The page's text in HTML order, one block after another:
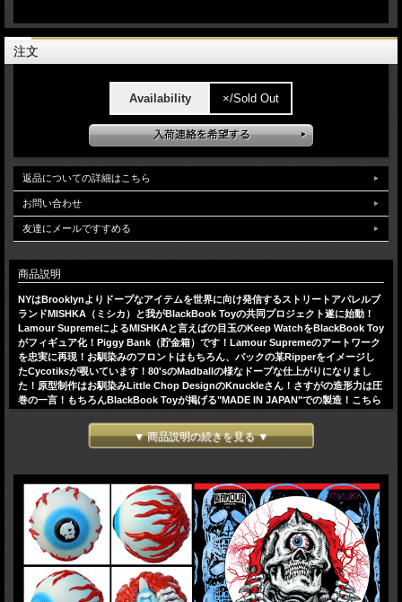
注文
Availability ×/Sold Out
返品についての詳細はこちら
お問い合わせ
友達にメールですすめる
商品説明
NYはBrooklynよりドープなアイテムを世界に向け発信するストリートアパレルブ
ランドMISHKA（ミシカ）と我がBlackBook Toyの共同プロジェクト遂に始動！
Lamour SupremeによるMISHKAと言えばの目玉のKeep WatchをBlackBook Toy
がフィギュア化！Piggy Bank（貯金箱）です！Lamour Supremeのアートワーク
を忠実に再現！お馴染みのフロントはもちろん、バックの某Ripperをイメージし
たCycotiksが覗いています！80'sのMadballの様なドープな仕上がりになりまし
た！原型制作はお馴染みLittle Chop DesignのKnuckleさん！さすがの造形力は圧
巻の一言！もちろんBlackBook Toyが掲げる"MADE IN JAPAN"での製造！こちら
現！"KAIJU"フィギュアに影響を受けるLamour Supremeらしい瞳孔部分、眼球
の周りのShadingがヤバい！薄いブルーがホラーテイストを盛り上げます！これぞ
＊底蓋の取り外しをする際はドライヤー等で一度暖めてから取り外してください。
▼ 商品説明の続きを見る ▼